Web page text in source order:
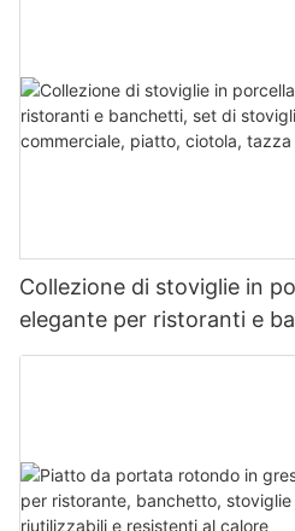
Collezione di stoviglie in
elegante per ristoranti e
stoviglie durevoli di